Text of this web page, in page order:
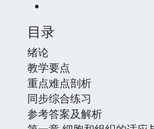
目录
绪论
教学要点
重点难点剖析
同步综合练习
参考答案及解析